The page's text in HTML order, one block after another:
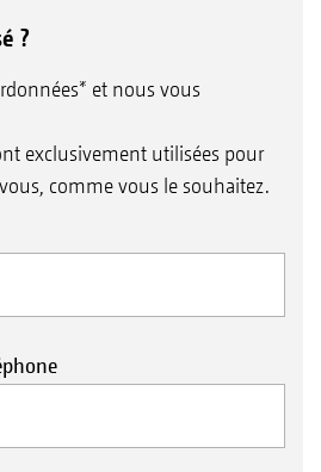
?
et nous vous
exclusivement utilisées pour
comme vous le souhaitez.